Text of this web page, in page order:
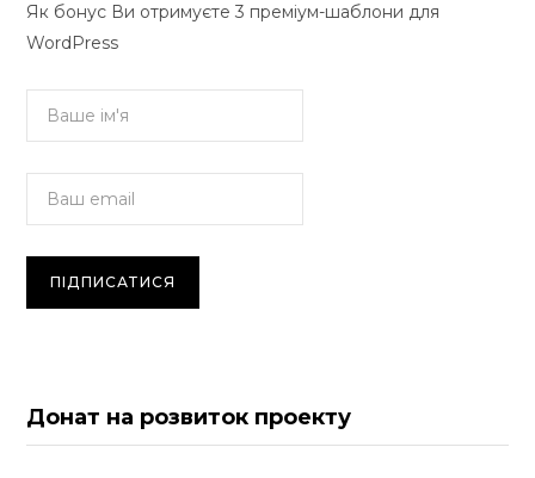
Як бонус Ви отримуєте 3 преміум-шаблони для
WordPress
Донат на розвиток проекту